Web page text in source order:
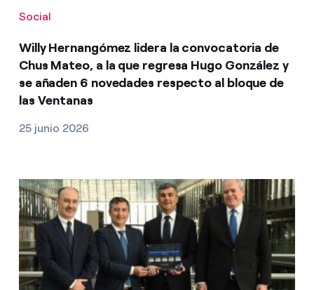
Social
Willy Hernangómez lidera la convocatoria de
Chus Mateo, a la que regresa Hugo González y
se añaden 6 novedades respecto al bloque de
las Ventanas
25 junio 2026